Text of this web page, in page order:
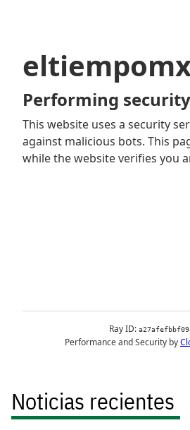
Noticias recientes